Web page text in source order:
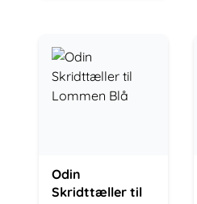
Odin
Skridttæller til